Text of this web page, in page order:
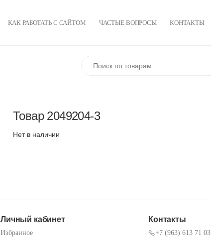
КАК РАБОТАТЬ С САЙТОМ ЧАСТЫЕ ВОПРОСЫ КОНТАКТЫ
Товар 2049204-3
Нет в наличии
Личный кабинет
Избранное
Контакты
+7 (963) 613 71 03